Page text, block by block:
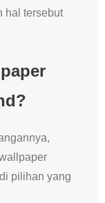
hal tersebut
pilihan yang